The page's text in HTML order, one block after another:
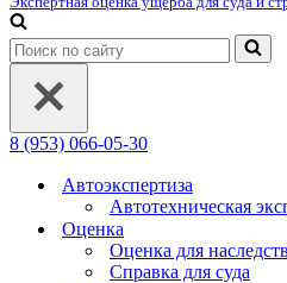
Искать...
8 (953) 066-05-30
Автоэкспертиза
Автотехническая
Оценка
Оценка для
Справка для суда